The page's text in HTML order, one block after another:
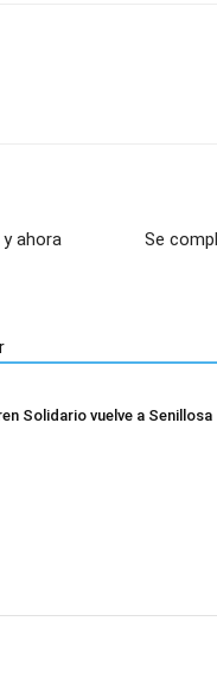
ahora
Se
Solidario vuelve a Senillosa